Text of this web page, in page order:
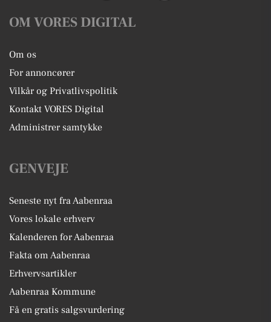
OM VORES DIGITAL
Om os
For annoncører
Vilkår og Privatlivspolitik
Kontakt VORES Digital
Administrer samtykke
GENVEJE
Seneste nyt fra Aabenraa
Vores lokale erhverv
Kalenderen for Aabenraa
Fakta om Aabenraa
Erhvervsartikler
Aabenraa Kommune
Få en gratis salgsvurdering